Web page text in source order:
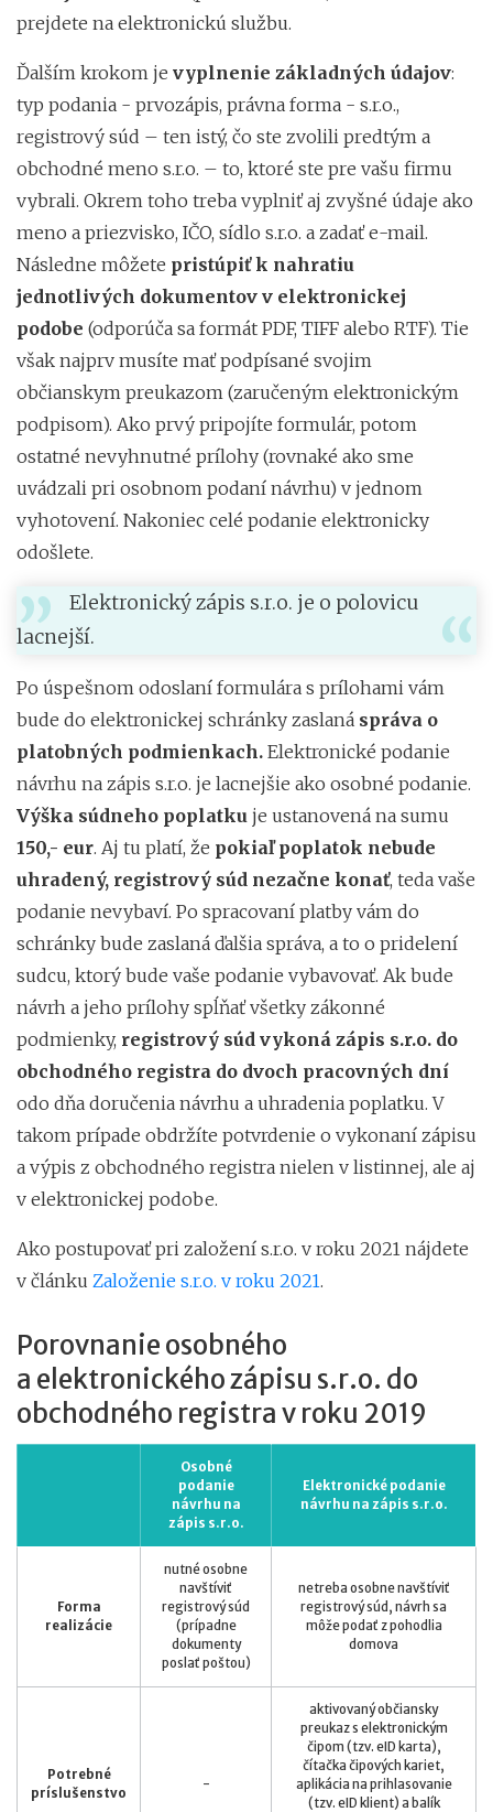
prejdete na elektronickú službu.
Ďalším krokom je vyplnenie základných údajov:
typ podania - prvozápis, právna forma - s.r.o.,
registrový súd – ten istý, čo ste zvolili predtým a
obchodné meno s.r.o. – to, ktoré ste pre vašu firmu
vybrali. Okrem toho treba vyplniť aj zvyšné údaje ako
meno a priezvisko, IČO, sídlo s.r.o. a zadať e-mail.
Následne môžete pristúpiť k nahratiu
jednotlivých dokumentov v elektronickej
podobe (odporúča sa formát PDF, TIFF alebo RTF). Tie
však najprv musíte mať podpísané svojim
občianskym preukazom (zaručeným elektronickým
podpisom). Ako prvý pripojíte formulár, potom
ostatné nevyhnutné prílohy (rovnaké ako sme
uvádzali pri osobnom podaní návrhu) v jednom
vyhotovení. Nakoniec celé podanie elektronicky
odošlete.
Elektronický zápis s.r.o. je o polovicu
lacnejší.
Po úspešnom odoslaní formulára s prílohami vám
bude do elektronickej schránky zaslaná správa o
platobných podmienkach. Elektronické podanie
návrhu na zápis s.r.o. je lacnejšie ako osobné podanie.
Výška súdneho poplatku je ustanovená na sumu
150,- eur. Aj tu platí, že pokiaľ poplatok nebude
uhradený, registrový súd nezačne konať, teda vaše
podanie nevybaví. Po spracovaní platby vám do
schránky bude zaslaná ďalšia správa, a to o pridelení
sudcu, ktorý bude vaše podanie vybavovať. Ak bude
návrh a jeho prílohy spĺňať všetky zákonné
podmienky, registrový súd vykoná zápis s.r.o. do
obchodného registra do dvoch pracovných dní
odo dňa doručenia návrhu a uhradenia poplatku. V
takom prípade obdržíte potvrdenie o vykonaní zápisu
a výpis z obchodného registra nielen v listinnej, ale aj
v elektronickej podobe.
Ako postupovať pri založení s.r.o. v roku 2021 nájdete
v článku Založenie s.r.o. v roku 2021.
Porovnanie osobného
a elektronického zápisu s.r.o. do
obchodného registra v roku 2019
Osobné
podanie
návrhu na
zápis s.r.o.
Elektronické podanie
návrhu na zápis s.r.o.
Forma
realizácie
nutné osobne
navštíviť
registrový súd
(prípadne
dokumenty
poslať poštou)
netreba osobne navštíviť
registrový súd, návrh sa
môže podať z pohodlia
domova
Potrebné
príslušenstvo
-
aktivovaný občiansky
preukaz s elektronickým
čipom (tzv. eID karta),
čítačka čipových kariet,
aplikácia na prihlasovanie
(tzv. eID klient) a balík